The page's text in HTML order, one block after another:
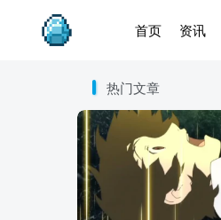
首页 资讯
热门文章